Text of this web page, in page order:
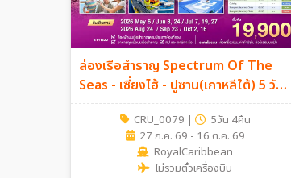
ล่องเรือสำราญ Spectrum Of The
Seas - เซี่ยงไฮ้ - ปูซาน(เกาหลีใต้) 5 วัน
4 คืน (Cruise Only)
CRU_0079 |
5วัน 4คืน
27 ก.ค. 69 - 16 ต.ค. 69
RoyalCaribbean
ไม่รวมตั๋วเครื่องบิน